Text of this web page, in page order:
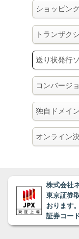
ショッピン
トランザク
送り状発行
コンバージ
独自ドメイン
オンライン
株式会社
東京証券
おります。
証券コー